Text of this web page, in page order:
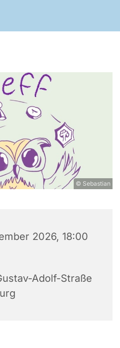
© Sebastian
2026, 18:00
Adolf-Straße